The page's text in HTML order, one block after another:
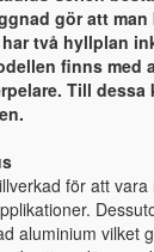
gör att
har två hyllplan
finns med
Till
för att
aluminium vilket